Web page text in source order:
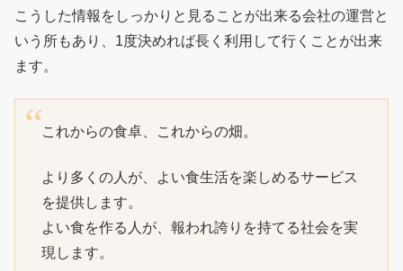
こうした情報をしっかりと見ることが出来る会社の運営と
いう所もあり、1度決めれば長く利用して行くことが出来
ます。
これからの食卓、これからの畑。
より多くの人が、よい食生活を楽しめるサービス
を提供します。
よい食を作る人が、報われ誇りを持てる社会を実
現します。